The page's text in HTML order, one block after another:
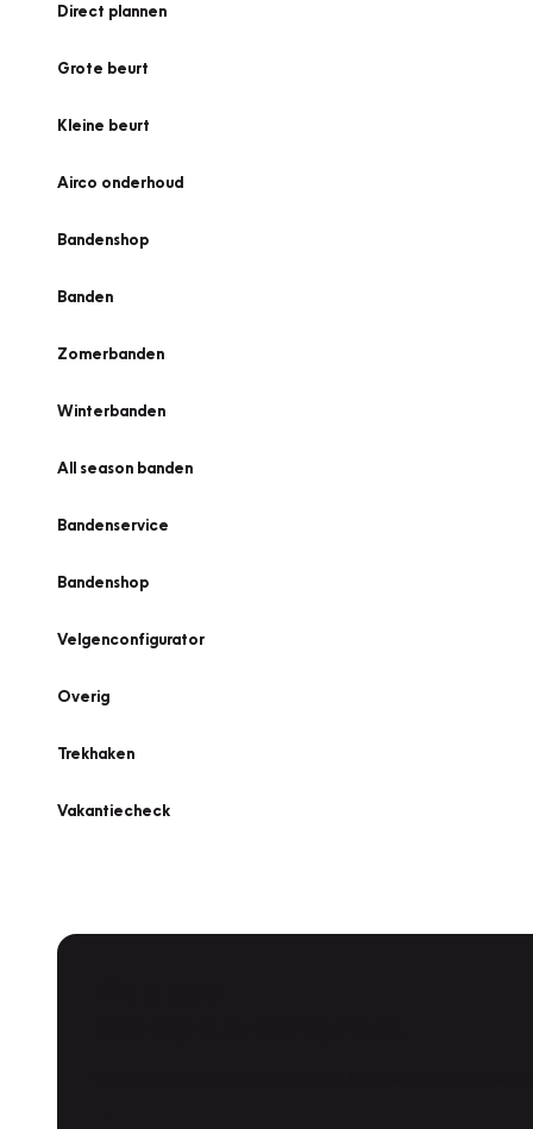
Direct plannen
Grote beurt
Kleine beurt
Airco onderhoud
Bandenshop
Banden
Zomerbanden
Winterbanden
All season banden
Bandenservice
Bandenshop
Velgenconfigurator
Overig
Trekhaken
Vakantiecheck